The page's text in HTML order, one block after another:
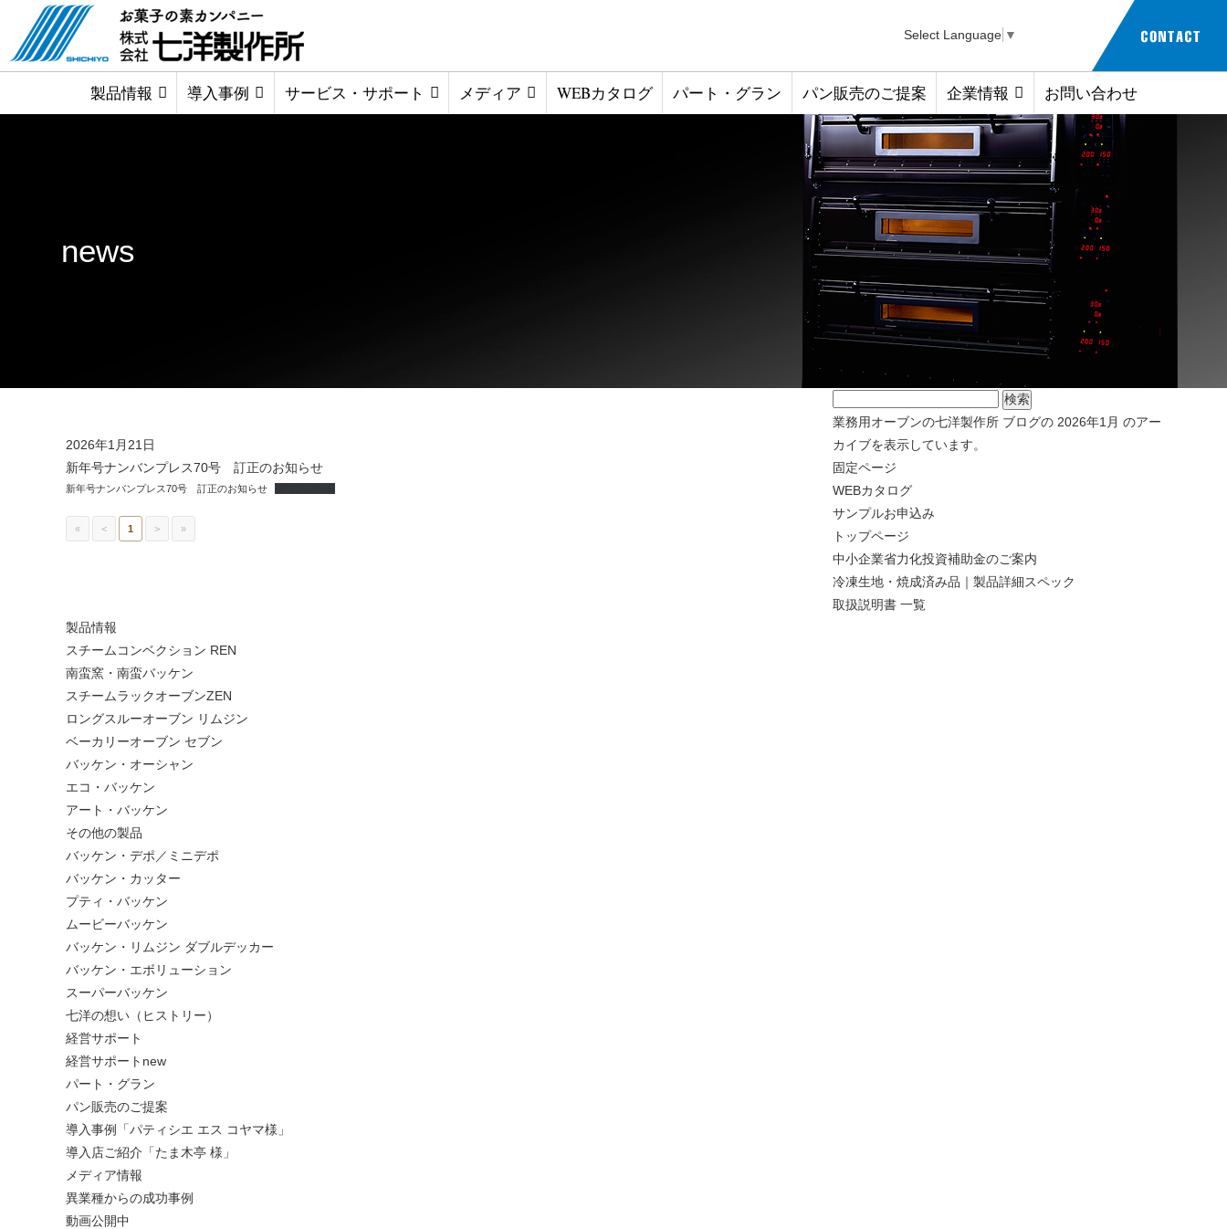
製品情報 導入事例 サービス・サポート メディア WEBカタログ パート・グラン パン販売のご提案 企業情報 お問い合わせ
Select Language ▼
news
2026年1月21日
新年号ナンバンプレス70号 訂正のお知らせ
新年号ナンバンプレス70号 訂正のお知らせ
« < 1 > »
索:
業務用オーブンの七洋製作所 ブログの 2026年1月 のアー
カイブを表示しています。
固定ページ
WEBカタログ
サンプルお申込み
トップページ
中小企業省力化投資補助金のご案内
冷凍生地・焼成済み品｜製品詳細スペック
取扱説明書 一覧
製品情報
スチームコンベクション REN
南蛮窯・南蛮バッケン
スチームラックオーブンZEN
ロングスルーオーブン リムジン
ベーカリーオーブン セブン
バッケン・オーシャン
エコ・バッケン
アート・バッケン
その他の製品
バッケン・デポ／ミニデポ
バッケン・カッター
プティ・バッケン
ムービーバッケン
バッケン・リムジン ダブルデッカー
バッケン・エボリューション
スーパーバッケン
七洋の想い（ヒストリー）
経営サポート
経営サポートnew
パート・グラン
パン販売のご提案
導入事例「パティシエ エス コヤマ様」
導入店ご紹介「たま木亭 様」
メディア情報
異業種からの成功事例
動画公開中